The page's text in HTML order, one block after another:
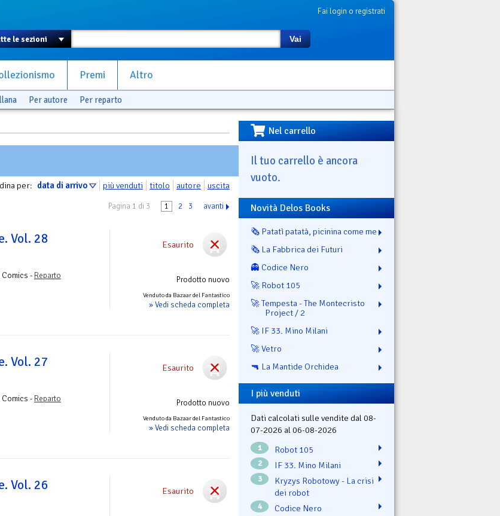
Fai login o registrati
Vai
Premi Altro
Per autore Per reparto
per: data di arrivo più venduti titolo autore uscita
Pagina 1 di 3 1 2 3 avanti
Esaurito
Prodotto nuovo
Venduto da Bazaar del Fantastico
» Vedi scheda completa
Vol. 28
Comics - Reparto
Esaurito
Prodotto nuovo
Venduto da Bazaar del Fantastico
» Vedi scheda completa
Vol. 27
Comics - Reparto
Esaurito
Vol. 26
Nel carrello
Il tuo carrello è ancora
vuoto.
Novità Delos Books
🗞️ Patatì patatà, picinina come me
🗞️ La Fabbrica dei Futuri
👻 Codice Nero
🚀 Robot 105
🚀 Tempesta - The Montecristo
Project / 2
🚀 IF 33. Mino Milani
🚀 Vetro
🔫 La Mantide Orchidea
I più venduti
Dati calcolati sulle vendite dal 08-
07-2026 al 06-08-2026
1 Robot 105
2 IF 33. Mino Milani
3
Kryzys Robotowy - La crisi
dei robot
4 Codice Nero